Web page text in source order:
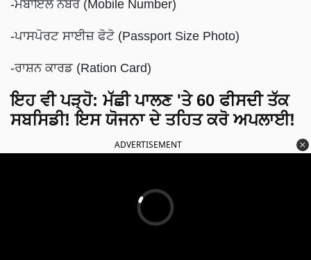
-ਮੋਬਾਇਲ ਨੰਬਰ (Mobile Number)
-ਪਾਸਪੋਰਟ ਸਾਈਜ਼ ਫੋਟੋ (Passport Size Photo)
-ਰਾਸ਼ਨ ਕਾਰਡ (Ration Card)
ਇਹ ਵੀ ਪੜ੍ਹੋ: ਮੱਛੀ ਪਾਲਣ 'ਤੇ 60 ਫੀਸਦੀ ਤੱਕ
ਸਬਸਿਡੀ! ਇਸ ਯੋਜਨਾ ਦੇ ਤਹਿਤ ਕਰੋ ਅਪਲਾਈ!
ADVERTISEMENT